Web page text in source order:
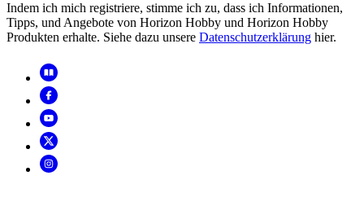
Indem ich mich registriere, stimme ich zu, dass ich Informationen,
Tipps, und Angebote von Horizon Hobby und Horizon Hobby
Produkten erhalte. Siehe dazu unsere Datenschutzerklärung hier.